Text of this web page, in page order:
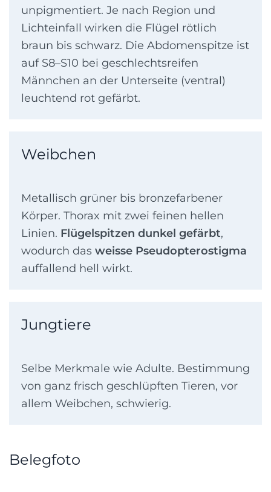
unpigmentiert. Je nach Region und
Lichteinfall wirken die Flügel rötlich
braun bis schwarz. Die Abdomenspitze ist
auf S8–S10 bei geschlechtsreifen
Männchen an der Unterseite (ventral)
leuchtend rot gefärbt.
Weibchen
Metallisch grüner bis bronzefarbener
Körper. Thorax mit zwei feinen hellen
Linien. Flügelspitzen dunkel gefärbt,
wodurch das weisse Pseudopterostigma
auffallend hell wirkt.
Jungtiere
Selbe Merkmale wie Adulte. Bestimmung
von ganz frisch geschlüpften Tieren, vor
allem Weibchen, schwierig.
Belegfoto